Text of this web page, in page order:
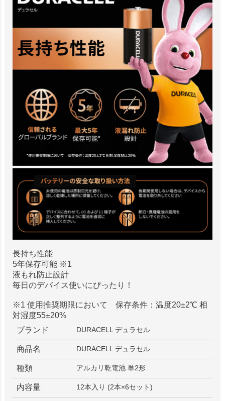
長持ち性能
5年保存可能 ※1
液もれ防止設計
毎日のデバイス使いにぴったり！
※1 使用推奨期限において 保存条件：温度20±2℃ 相
対湿度55±20%
ブランド
DURACELL デュラセル
商品名 DURACELL デュラセル
種類 アルカリ乾電池 単2形
内容量 12本入り (2本×6セット)